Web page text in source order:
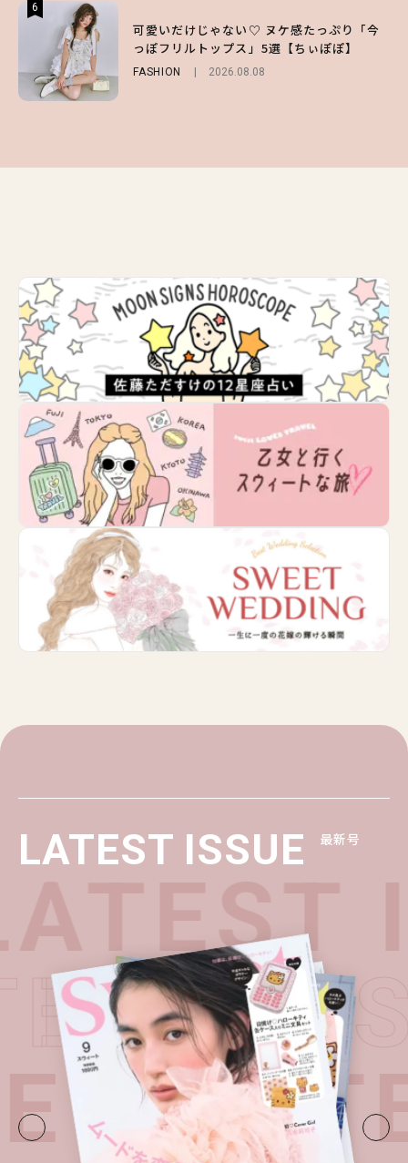
6
可愛いだけじゃない♡ ヌケ感たっぷり「今
っぽフリルトップス」5選【ちぃぽぽ】
FASHION 2026.08.08
6
【ハローキティ】がスシローと初コラボ♡
第1弾の気になるメニュー＆限定グッズを総
チェック！
6
【GU】夏の“主役級”アイテム決定！ヘルシ
ー＆可愛すぎる「大人の肌見せ」トップス3
選
LATEST ISSUE 最新号
・